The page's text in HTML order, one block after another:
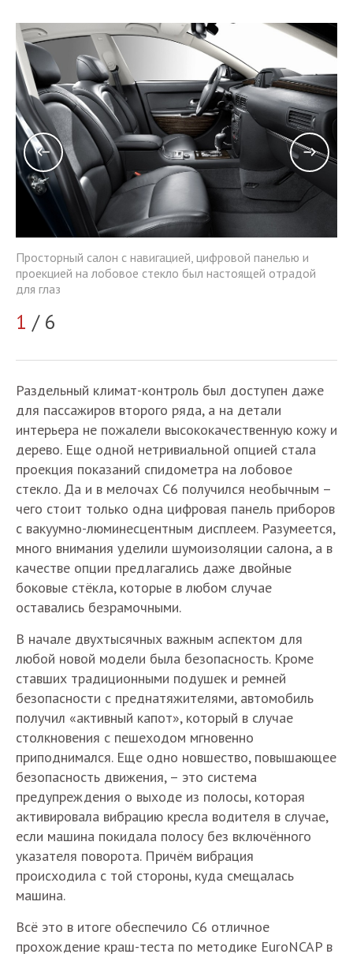
Просторный салон с навигацией, цифровой панелью и
проекцией на лобовое стекло был настоящей отрадой
для глаз
1 / 6
Раздельный климат-контроль был доступен даже
для пассажиров второго ряда, а на детали
интерьера не пожалели высококачественную кожу и
дерево. Еще одной нетривиальной опцией стала
проекция показаний спидометра на лобовое
стекло. Да и в мелочах С6 получился необычным –
чего стоит только одна цифровая панель приборов
с вакуумно-люминесцентным дисплеем. Разумеется,
много внимания уделили шумоизоляции салона, а в
качестве опции предлагались даже двойные
боковые стёкла, которые в любом случае
оставались безрамочными.
В начале двухтысячных важным аспектом для
любой новой модели была безопасность. Кроме
ставших традиционными подушек и ремней
безопасности с преднатяжителями, автомобиль
получил «активный капот», который в случае
столкновения с пешеходом мгновенно
приподнимался. Еще одно новшество, повышающее
безопасность движения, – это система
предупреждения о выходе из полосы, которая
активировала вибрацию кресла водителя в случае,
если машина покидала полосу без включённого
указателя поворота. Причём вибрация
происходила с той стороны, куда смещалась
машина.
Всё это в итоге обеспечило С6 отличное
прохождение краш-теста по методике EuroNCAP в